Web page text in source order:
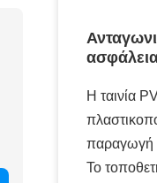
Η ταινία
παραγωγή
Το